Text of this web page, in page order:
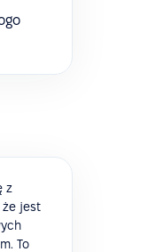
z
że jest
To